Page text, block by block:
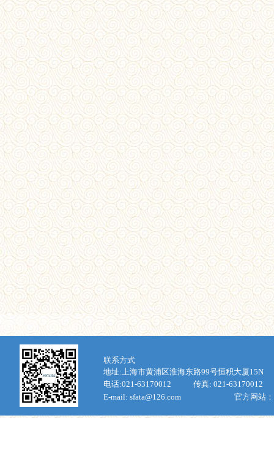
联系方式
地址:上海市黄浦区淮海东路99号恒积大厦15N
电话:021-63170012 传真: 021-63170012
E-mail: sfata@126.com 官方网站：